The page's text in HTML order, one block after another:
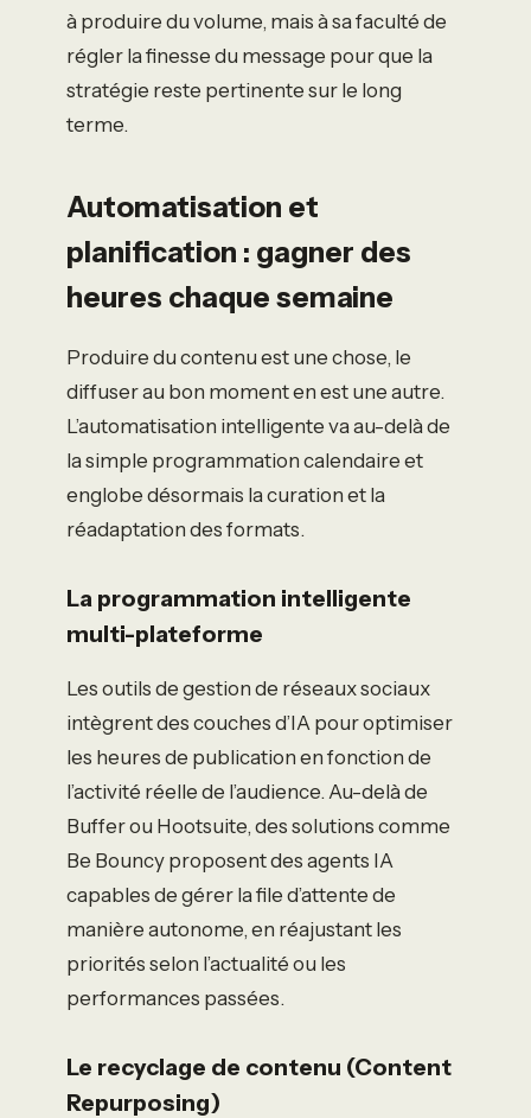
à produire du volume, mais à sa faculté de
régler la finesse du message pour que la
stratégie reste pertinente sur le long
terme.
Automatisation et
planification : gagner des
heures chaque semaine
Produire du contenu est une chose, le
diffuser au bon moment en est une autre.
L’automatisation intelligente va au-delà de
la simple programmation calendaire et
englobe désormais la curation et la
réadaptation des formats.
La programmation intelligente
multi-plateforme
Les outils de gestion de réseaux sociaux
intègrent des couches d’IA pour optimiser
les heures de publication en fonction de
l’activité réelle de l’audience. Au-delà de
Buffer ou Hootsuite, des solutions comme
Be Bouncy proposent des agents IA
capables de gérer la file d’attente de
manière autonome, en réajustant les
priorités selon l’actualité ou les
performances passées.
Le recyclage de contenu (Content
Repurposing)